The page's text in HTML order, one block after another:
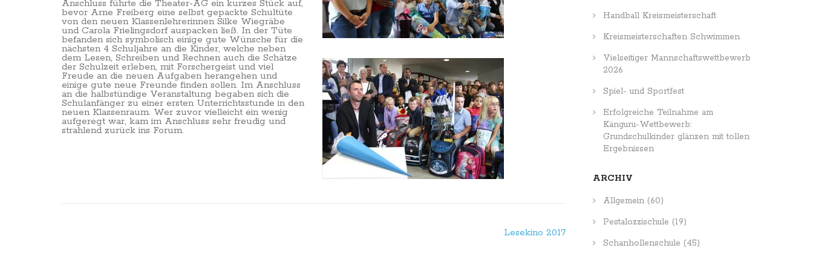
Anschluss führte die Theater-AG ein kurzes Stück auf,
bevor Arne Freiberg eine selbst gepackte Schultüte
von den neuen Klassenlehrerinnen Silke Wiegräbe
und Carola Frielingsdorf auspacken ließ. In der Tüte
befanden sich symbolisch einige gute Wünsche für die
nächsten 4 Schuljahre an die Kinder, welche neben
dem Lesen, Schreiben und Rechnen auch die Schätze
der Schulzeit erleben, mit Forschergeist und viel
Freude an die neuen Aufgaben herangehen und
einige gute neue Freunde finden sollen. Im Anschluss
an die halbstündige Veranstaltung begaben sich die
Schulanfänger zu einer ersten Unterrichtsstunde in den
neuen Klassenraum. Wer zuvor vielleicht ein wenig
aufgeregt war, kam im Anschluss sehr freudig und
strahlend zurück ins Forum.
Lesekino 2017
Handball Kreismeisterschaft
Kreismeisterschaften Schwimmen
Vielseitiger Mannschaftswettbewerb
2026
Spiel- und Sportfest
Erfolgreiche Teilnahme am
Känguru-Wettbewerb:
Grundschulkinder glänzen mit tollen
Ergebnissen
ARCHIV
Allgemein(60)
Pestalozzischule (19)
Schanhollenschule (45)